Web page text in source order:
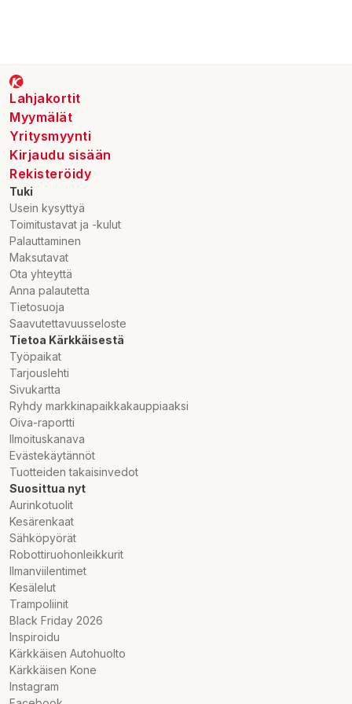
Lahjakortit
Myymälät
Yritysmyynti
Kirjaudu sisään
Rekisteröidy
Tuki
Usein kysyttyä
Toimitustavat ja -kulut
Palauttaminen
Maksutavat
Ota yhteyttä
Anna palautetta
Tietosuoja
Saavutettavuusseloste
Tietoa Kärkkäisestä
Työpaikat
Tarjouslehti
Sivukartta
Ryhdy markkinapaikkakauppiaaksi
Oiva-raportti
Ilmoituskanava
Evästekäytännöt
Tuotteiden takaisinvedot
Suosittua nyt
Aurinkotuolit
Kesärenkaat
Sähköpyörät
Robottiruohonleikkurit
Ilmanviilentimet
Kesälelut
Trampoliinit
Black Friday 2026
Inspiroidu
Kärkkäisen Autohuolto
Kärkkäisen Kone
Instagram